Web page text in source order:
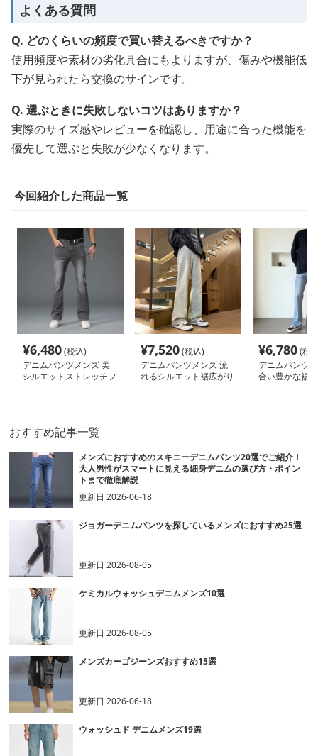
よくある質問
Q. どのくらいの頻度で買い替えるべきですか？
使用頻度や素材の劣化具合にもよりますが、傷みや機能低
下が見られたら交換のサインです。
Q. 選ぶときに失敗しないコツはありますか？
実際のサイズ感やレビューを確認し、用途に合った機能を
優先して選ぶと失敗が少なくなります。
今回紹介した商品一覧
¥6,480(税込)
デニムパンツメンズ 美
シルエットストレッチフ
¥7,520(税込)
デニムパンツメンズ 流
れるシルエット裾広がり
¥6,780(税
デニムパンツ
合い豊かな裾
おすすめ記事一覧
メンズにおすすめのスキニーデニムパンツ20選でご紹介！
大人男性がスマートに見える細身デニムの選び方・ポイン
トまで徹底解説
更新日2026-06-18
ジョガーデニムパンツを探しているメンズにおすすめ25選
更新日2026-08-05
ケミカルウォッシュデニムメンズ10選
更新日2026-08-05
メンズカーゴジーンズおすすめ15選
更新日2026-06-18
ウォッシュド デニムメンズ19選